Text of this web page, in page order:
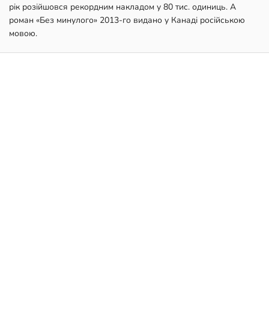
рік розійшовся рекордним накладом у 80 тис. одиниць. А
роман «Без минулого» 2013-го видано у Канаді російською
мовою.